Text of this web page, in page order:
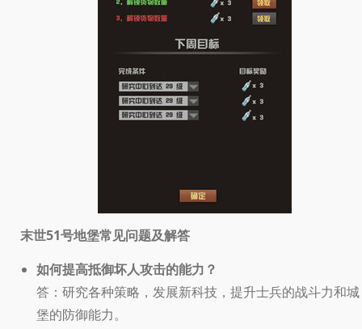
末世51号地堡常见问题及解答
如何提高抵御坏人攻击的能力？
答：研究各种策略，发展新科技，提升士兵的战斗力和城
堡的防御能力。